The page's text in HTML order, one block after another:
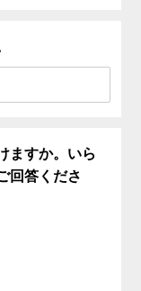
ますか。いら
回答くださ